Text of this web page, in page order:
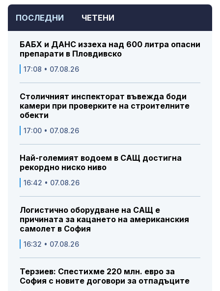
ПОСЛЕДНИ ЧЕТЕНИ
БАБХ и ДАНС иззеха над 600 литра опасни
препарати в Пловдивско
17:08 • 07.08.26
Столичният инспекторат въвежда боди
камери при проверките на строителните
обекти
17:00 • 07.08.26
Най-големият водоем в САЩ достигна
рекордно ниско ниво
16:42 • 07.08.26
Логистично оборудване на САЩ е
причината за кацането на американския
самолет в София
16:32 • 07.08.26
Терзиев: Спестихме 220 млн. евро за
София с новите договори за отпадъците